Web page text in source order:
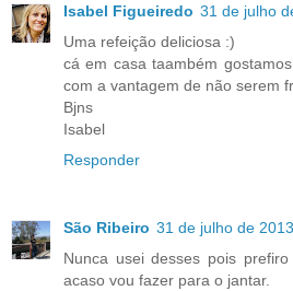
Isabel Figueiredo 31 de julho
Uma refeição deliciosa :)
cá em casa taambém
com a vantagem de não serem
Bjns
Isabel
Responder
São Ribeiro 31 de julho de
Nunca usei desses pois
acaso vou fazer para o jantar.